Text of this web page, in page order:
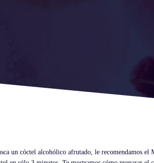
un cóctel alcohólico afrutado, le recomendamos